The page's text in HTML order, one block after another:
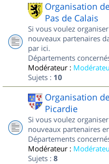
Organisation
Pas de Calais
Si vous voulez
nouveaux partenaires
par ici.
Départements
Modérateur :
Sujets : 10
Organisation
Picardie
Si vous voulez
nouveaux partenaires
Départements
Modérateur :
Sujets : 8